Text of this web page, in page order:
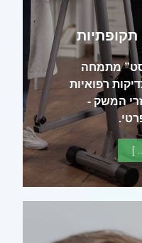
מתמחה
רפואיות
המשק -